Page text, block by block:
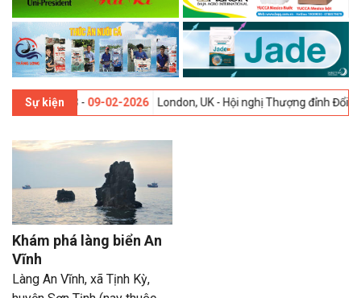
Sự kiện
thứ 13 -09-02-2026 London, UK - Hội nghị Thượng đỉnh Đổi mới
Khám phá làng biển An
Vĩnh
Làng An Vĩnh, xã Tịnh Kỳ,